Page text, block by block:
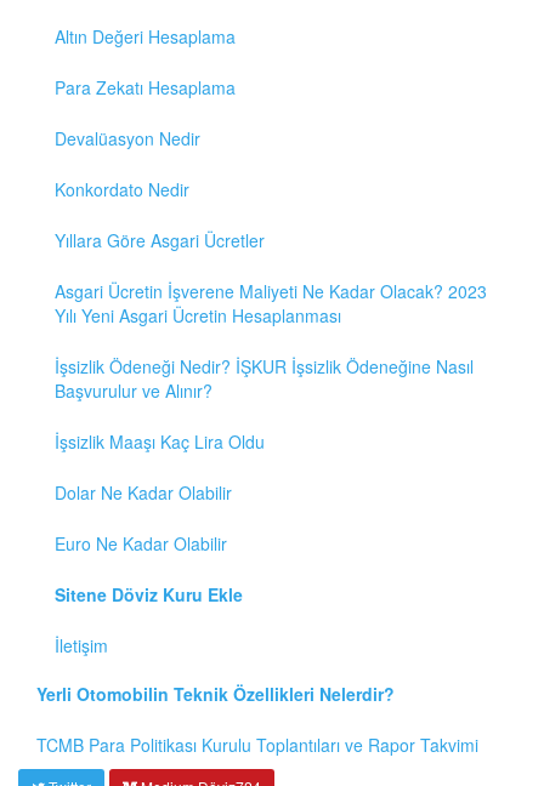
Altın Değeri Hesaplama
Para Zekatı Hesaplama
Devalüasyon Nedir
Konkordato Nedir
Yıllara Göre Asgari Ücretler
Asgari Ücretin İşverene Maliyeti Ne Kadar Olacak? 2023
Yılı Yeni Asgari Ücretin Hesaplanması
İşsizlik Ödeneği Nedir? İŞKUR İşsizlik Ödeneğine Nasıl
Başvurulur ve Alınır?
İşsizlik Maaşı Kaç Lira Oldu
Dolar Ne Kadar Olabilir
Euro Ne Kadar Olabilir
Sitene Döviz Kuru Ekle
İletişim
Yerli Otomobilin Teknik Özellikleri Nelerdir?
TCMB Para Politikası Kurulu Toplantıları ve Rapor Takvimi